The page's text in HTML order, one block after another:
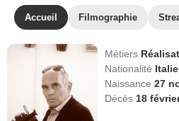
Accueil Filmographie
Métiers
Nationalité
Naissance27
Décès 18